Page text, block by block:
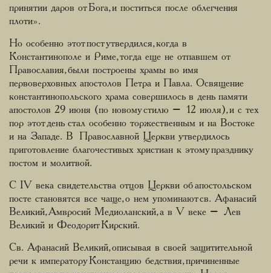
принятии даров от Бога, и поститься после облегчения
плоти».
Но особенно этот пост утвердился, когда в
Константинополе и Риме, тогда еще не отпавшем от
Православия, были построены храмы во имя
первоверховных апостолов Петра и Павла. Освящение
константинопольского храма совершилось в день памяти
апостолов 29 июня (по новому стилю – 12 июля), и с тех
пор этот день стал особенно торжественным и на Востоке
и на Западе. В Православной Церкви утвердилось
приготовление благочестивых христиан к этому празднику
постом и молитвой.
С IV века свидетельства отцов Церкви об апостольском
посте становятся все чаще, о нем упоминают св. Афанасий
Великий, Амвросий Медиоланский, а в V веке – Лев
Великий и Феодорит Кирский.
Св. Афанасий Великий, описывая в своей защитительной
речи к императору Констанцию бедствия, причиненные